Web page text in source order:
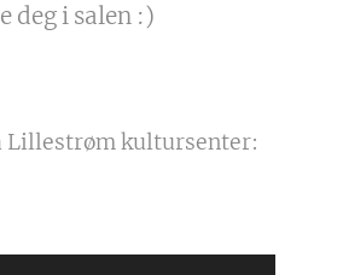
deg i salen :)
Lillestrøm kultursenter: